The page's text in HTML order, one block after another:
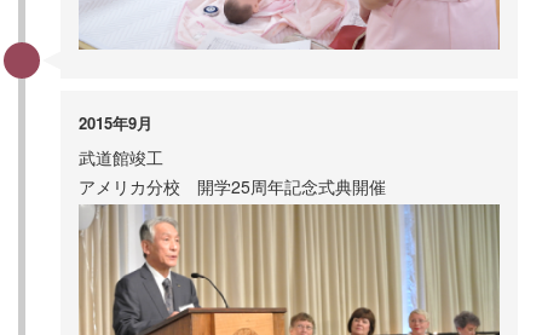
2015年9月
武道館竣工
アメリカ分校 開学25周年記念式典開催